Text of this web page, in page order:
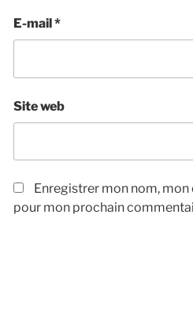
E-mail *
Site web
Enregistrer mon nom,
pour mon prochain